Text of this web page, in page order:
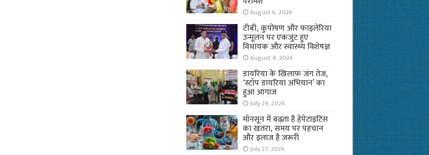
August 6, 2026
टीबी, कुपोषण और फाइलेरिया
उन्मूलन पर एकजुट हुए
विधायक और स्वास्थ्य विशेषज्ञ
August 4, 2026
डायरिया के खिलाफ जंग तेज,
‘स्टॉप डायरिया अभियान’ का
हुआ आगाज
July 29, 2026
मॉनसून में बढ़ता है हेपेटाइटिस
का खतरा, समय पर पहचान
और इलाज है जरूरी
July 27, 2026